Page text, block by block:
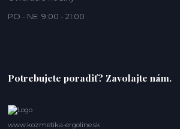
PO - NE 9:00 - 21:00
Potrebujete poradiť? Zavolajte nám.
www.kozmetika-ergoline.sk